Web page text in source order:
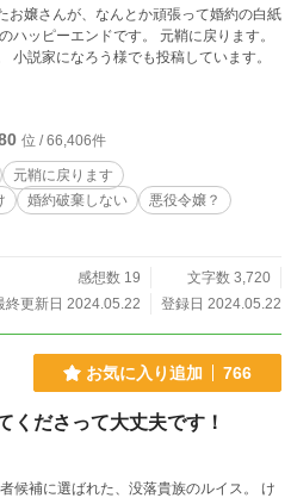
お嬢さんが、なんとか頑張って婚約の白紙
ざまぁはうるさい外野に添えるだけ。 小説家になろう様でも投稿しています。
位 / 66,406件
元鞘に戻ります
婚約破棄しない
悪役令嬢？
感想数 19
文字数 3,720
終更新日 2024.05.22
登録日 2024.05.22
お気に入り追加 766
くださって大丈夫です！
候補に選ばれた、没落貴族のルイス。 け